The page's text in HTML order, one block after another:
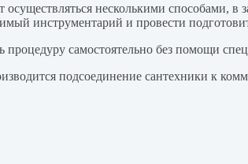
несколькими способами,
инструментарий и провести
самостоятельно без помощи
подсоединение сантехники к